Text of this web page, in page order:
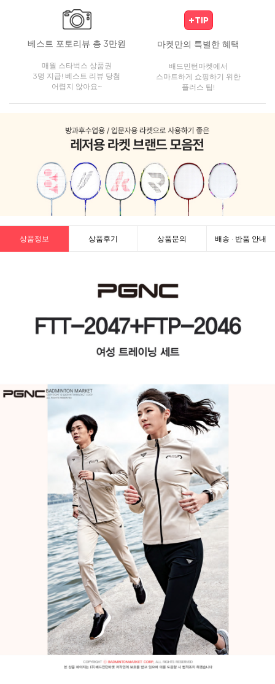
베스트 포토리뷰 총 3만원
매월 스타벅스 상품권
3명 지급! 베스트 리뷰 당첨
어렵지 않아요~
마켓만의 특별한 혜택
배드민턴마켓에서
스마트하게 쇼핑하기 위한
플러스 팁!
상품정보 상품후기 상품문의 배송 · 반품 안내